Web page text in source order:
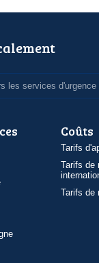
les services d'urgence
Coûts
Tarifs
Tarifs de
Tarifs de